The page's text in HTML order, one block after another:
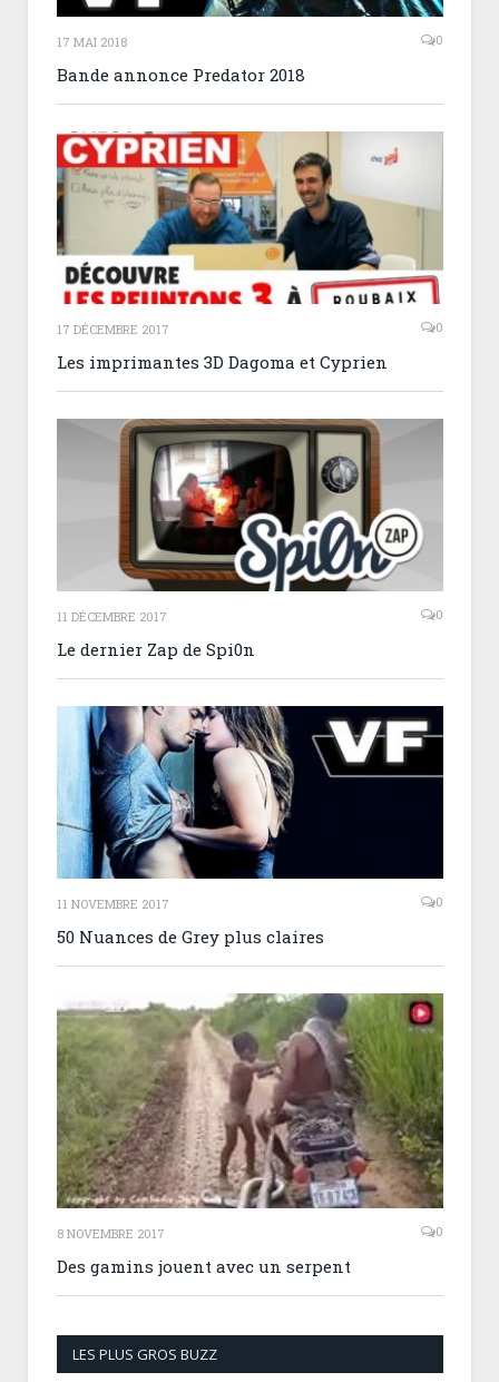
17 MAI 2018 0
Bande annonce Predator 2018
17 DÉCEMBRE 2017 0
Les imprimantes 3D Dagoma et Cyprien
11 DÉCEMBRE 2017 0
Le dernier Zap de Spi0n
11 NOVEMBRE 2017 0
50 Nuances de Grey plus claires
8 NOVEMBRE 2017 0
Des gamins jouent avec un serpent
LES PLUS GROS BUZZ